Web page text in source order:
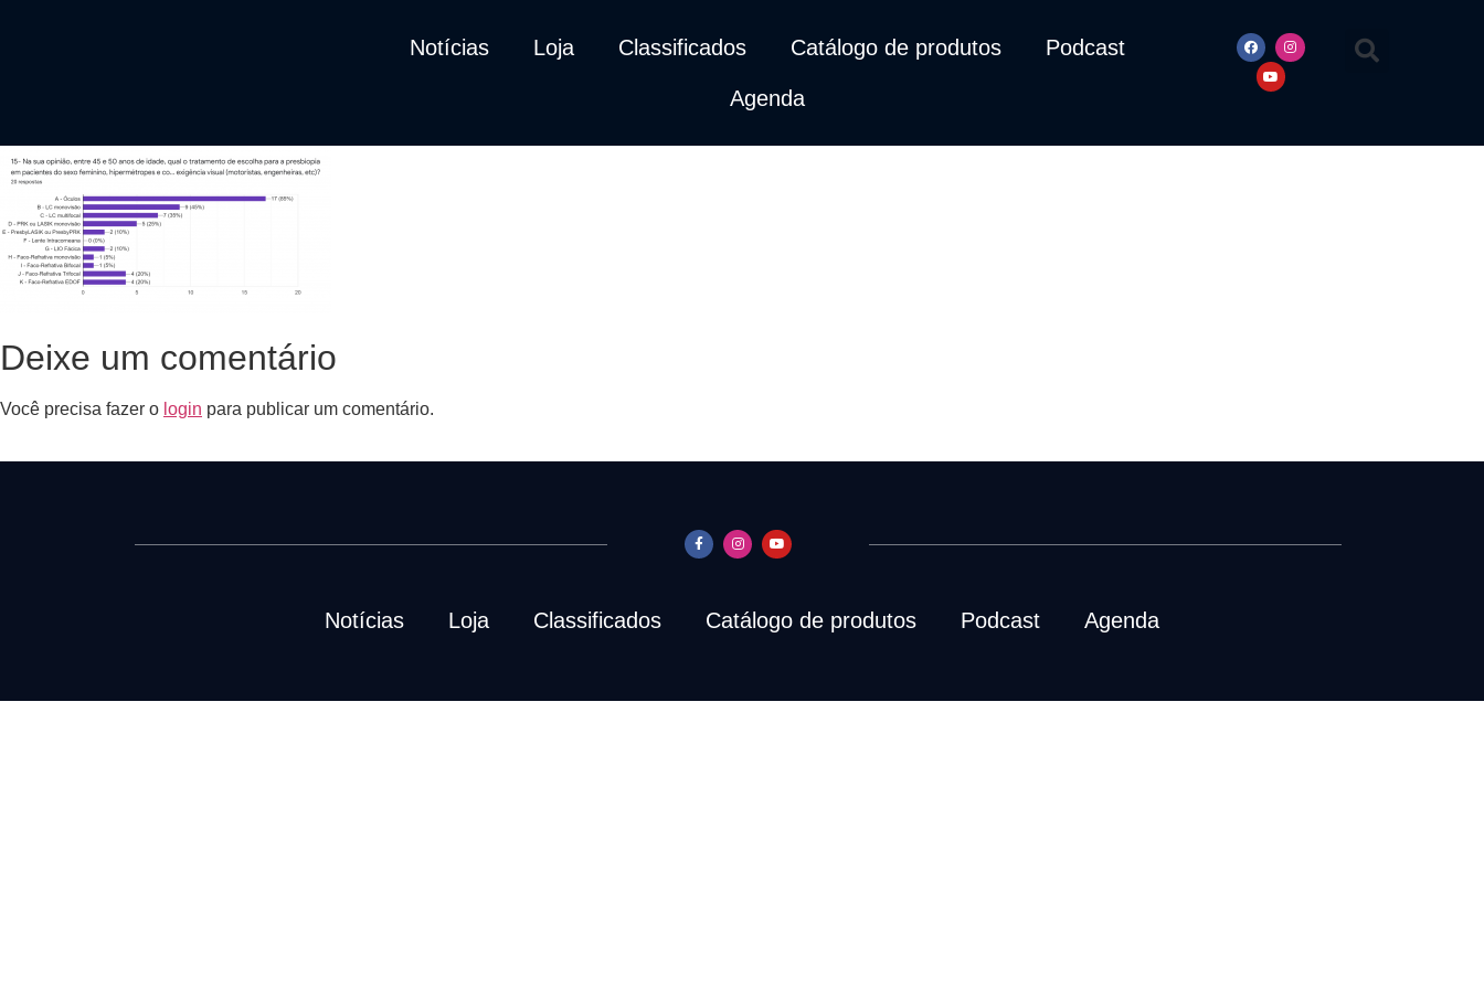
Notícias Loja Classificados Catálogo de produtos Podcast
Agenda
Deixe um comentário
Você precisa fazer o login para publicar um comentário.
Notícias Loja Classificados Catálogo de produtos Podcast Agenda